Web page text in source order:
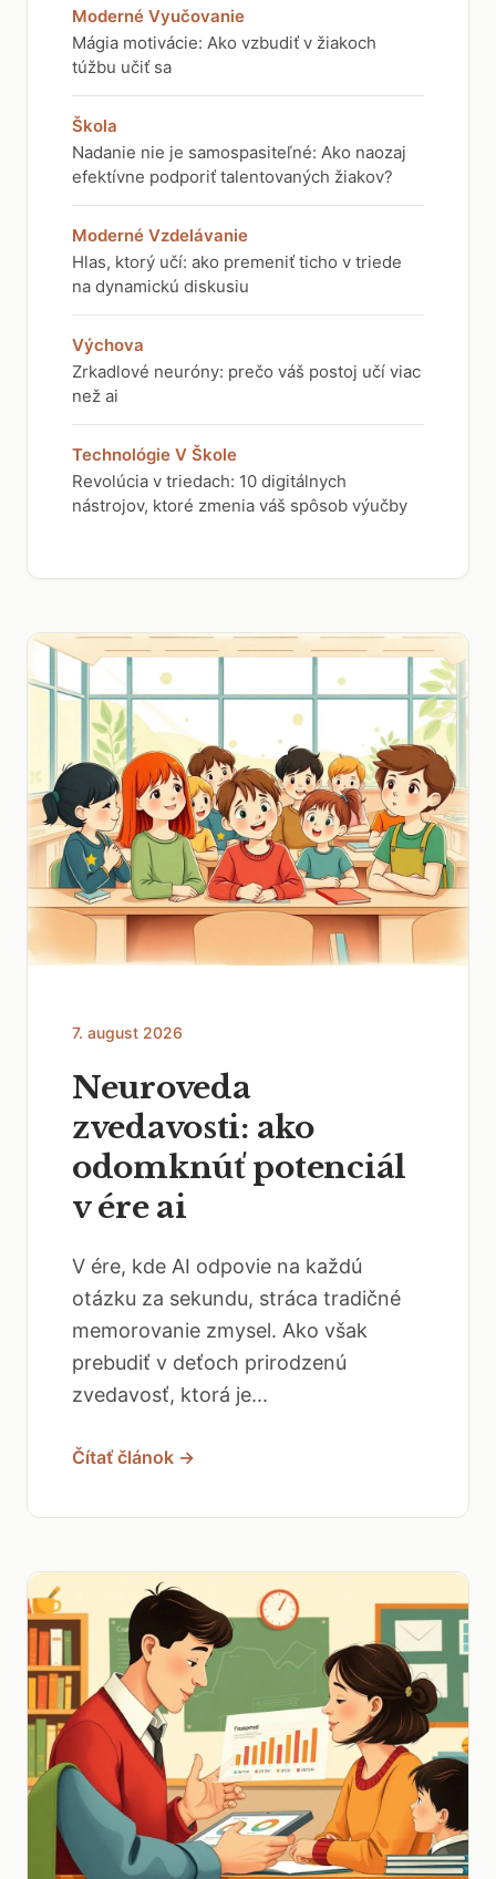
Moderné Vyučovanie
Mágia motivácie: Ako vzbudiť v žiakoch
túžbu učiť sa
Škola
Nadanie nie je samospasiteľné: Ako naozaj
efektívne podporiť talentovaných žiakov?
Moderné Vzdelávanie
Hlas, ktorý učí: ako premeniť ticho v triede
na dynamickú diskusiu
Výchova
Zrkadlové neuróny: prečo váš postoj učí viac
než ai
Technológie V Škole
Revolúcia v triedach: 10 digitálnych
nástrojov, ktoré zmenia váš spôsob výučby
7. august 2026
Neuroveda
zvedavosti: ako
odomknúť potenciál
v ére ai
V ére, kde AI odpovie na každú
otázku za sekundu, stráca tradičné
memorovanie zmysel. Ako však
prebudiť v deťoch prirodzenú
zvedavosť, ktorá je...
Čítať článok →